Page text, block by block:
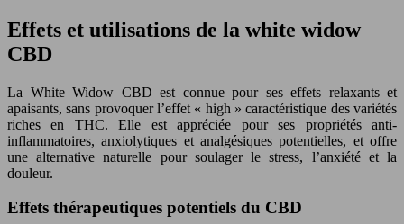
Effets et utilisations de la white widow
CBD
La White Widow CBD est connue pour ses effets relaxants et
apaisants, sans provoquer l’effet « high » caractéristique des variétés
riches en THC. Elle est appréciée pour ses propriétés anti-
inflammatoires, anxiolytiques et analgésiques potentielles, et offre
une alternative naturelle pour soulager le stress, l’anxiété et la
douleur.
Effets thérapeutiques potentiels du CBD